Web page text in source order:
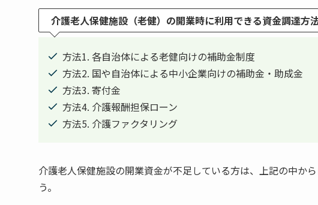
介護老人保健施設（老健）の開業時に利用できる資金調達方
方法1. 各自治体による老健向けの補助金制度
方法2. 国や自治体による中小企業向けの補助金・助成金
方法3. 寄付金
方法4. 介護報酬担保ローン
方法5. 介護ファクタリング
介護老人保健施設の開業資金が不足している方は、上記の中か
う。